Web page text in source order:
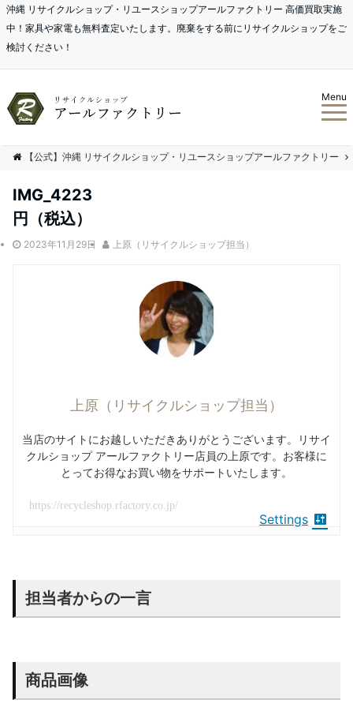
沖縄 リサイクルショップ・リユースショップアールファクトリー 高価買取実施
中！家具や家電も無料査定いたします。廃棄をする前にリサイクルショップをご
検討ください！
Menu
【公式】沖縄 リサイクルショップ・リユースショップアールファクトリー
IMG_4223
円（税込）
2023年11月29日 上原（リサイクルショップ担当）
上原（リサイクルショップ担当）
当店のサイトにお越しいただきありがとうございます。リサイ
クルショップ アールファクトリー店員の上原です。お客様に
とってお得なお買い物をサポートいたします。
https://recycleshop.rfactory.co.jp/
Settings
担当者からの一言
商品画像